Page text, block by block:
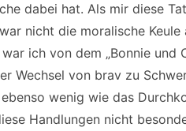
dabei hat. Als mir diese
nicht die moralische
ich von dem „Bonnie und
Wechsel von brav zu
wenig wie das
Handlungen nicht